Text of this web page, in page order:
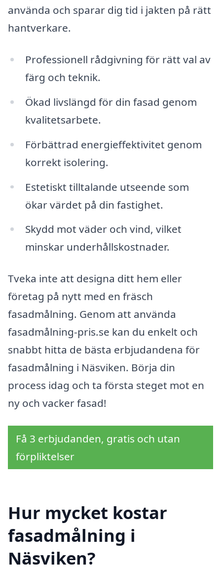
använda och sparar dig tid i jakten på rätt
hantverkare.
Professionell rådgivning för rätt val av
färg och teknik.
Ökad livslängd för din fasad genom
kvalitetsarbete.
Förbättrad energieffektivitet genom
korrekt isolering.
Estetiskt tilltalande utseende som
ökar värdet på din fastighet.
Skydd mot väder och vind, vilket
minskar underhållskostnader.
Tveka inte att designa ditt hem eller
företag på nytt med en fräsch
fasadmålning. Genom att använda
fasadmålning-pris.se kan du enkelt och
snabbt hitta de bästa erbjudandena för
fasadmålning i Näsviken. Börja din
process idag och ta första steget mot en
ny och vacker fasad!
Få 3 erbjudanden, gratis och utan
förpliktelser
Hur mycket kostar
fasadmålning i
Näsviken?